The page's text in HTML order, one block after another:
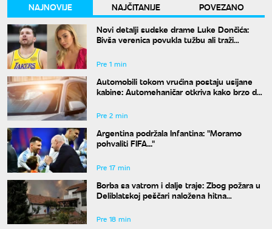
NAJNOVIJE NAJČITANIJE
POVEZANO
Novi detalji sudske drame Luke Dončića:
Bivša verenica povukla tužbu ali traži
Pre 1 min
Automobili tokom vrućina postaju usijane
kabine: Automehaničar otkriva kako brzo da
Pre 2 min
Argentina podržala Infantina: "Moramo
pohvaliti FIFA..."
Pre 17 min
Borba sa vatrom i dalje traje: Zbog požara u
Deliblatskoj peščari naložena hitna
Pre 18 min